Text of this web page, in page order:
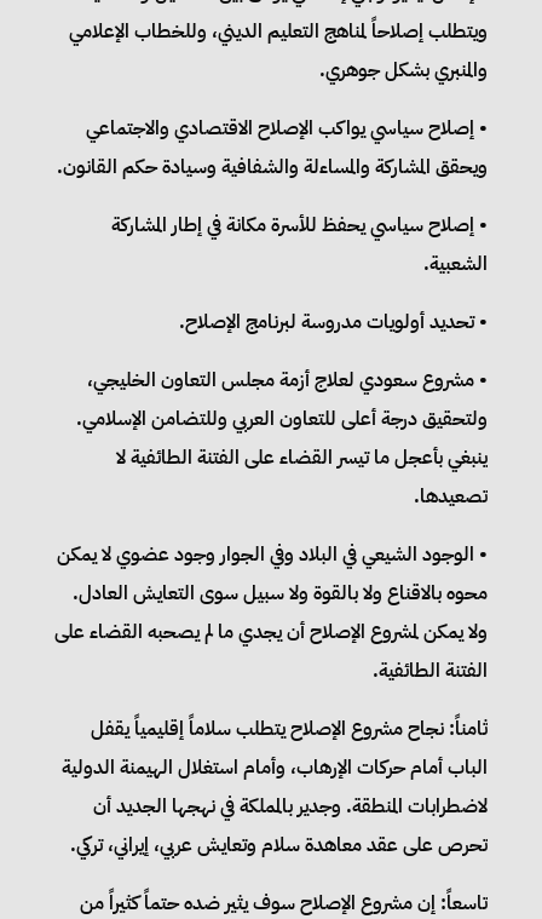
ويتطلب إصلاحاً لمناهج التعليم الديني، وللخطاب الإعلامي
والمنبري بشكل جوهري.
• إصلاح سياسي يواكب الإصلاح الاقتصادي والاجتماعي
ويحقق المشاركة والمساءلة والشفافية وسيادة حكم القانون.
• إصلاح سياسي يحفظ للأسرة مكانة في إطار المشاركة
الشعبية.
• تحديد أولويات مدروسة لبرنامج الإصلاح.
• مشروع سعودي لعلاج أزمة مجلس التعاون الخليجي،
ولتحقيق درجة أعلى للتعاون العربي وللتضامن الإسلامي.
ينبغي بأعجل ما تيسر القضاء على الفتنة الطائفية لا
تصعيدها.
• الوجود الشيعي في البلاد وفي الجوار وجود عضوي لا يمكن
محوه بالاقناع ولا بالقوة ولا سبيل سوى التعايش العادل.
ولا يمكن لمشروع الإصلاح أن يجدي ما لم يصحبه القضاء على
الفتنة الطائفية.
ثامناً: نجاح مشروع الإصلاح يتطلب سلاماً إقليمياً يقفل
الباب أمام حركات الإرهاب، وأمام استغلال الهيمنة الدولية
لاضطرابات المنطقة. وجدير بالمملكة في نهجها الجديد أن
تحرص على عقد معاهدة سلام وتعايش عربي، إيراني، تركي.
تاسعاً: إن مشروع الإصلاح سوف يثير ضده حتماً كثيراً من